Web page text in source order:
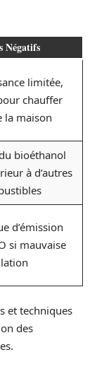
Négatifs
limitée,
chauffer
la maison
bioéthanol
à d’autres
d’émission
si mauvaise
et techniques
des